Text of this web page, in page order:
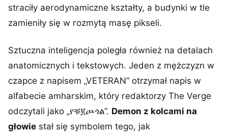
straciły aerodynamiczne kształty, a budynki w tle
zamieniły się w rozmytą masę pikseli.
Sztuczna inteligencja poległa również na detalach
anatomicznych i tekstowych. Jeden z mężczyzn w
czapce z napisem „VETERAN” otrzymał napis w
alfabecie amharskim, który redaktorzy The Verge
odczytali jako „የቹ፪ጮጎል”. Demon z kolcami na
głowie stał się symbolem tego, jak